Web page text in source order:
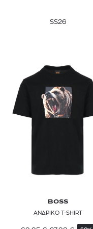
SS26
BOSS
ΑΝΔΡΙΚΟ T-SHIRT